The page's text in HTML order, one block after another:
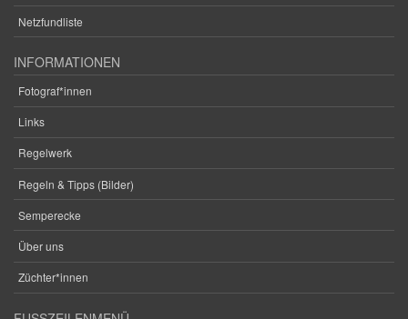
Netzfundliste
INFORMATIONEN
Fotograf*innen
Links
Regelwerk
Regeln & Tipps (Bilder)
Semperecke
Über uns
Züchter*innen